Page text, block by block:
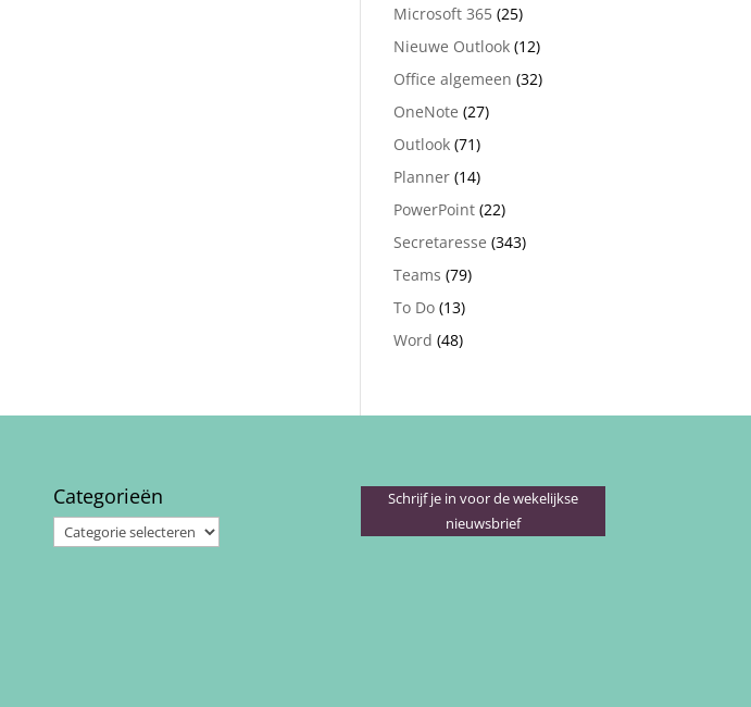
Microsoft 365 (25)
Nieuwe Outlook (12)
Office algemeen (32)
OneNote (27)
Outlook (71)
Planner (14)
PowerPoint (22)
Secretaresse (343)
Teams (79)
To Do (13)
Word (48)
Categorieën
Categorieën
Schrijf je in voor de wekelijkse
nieuwsbrief